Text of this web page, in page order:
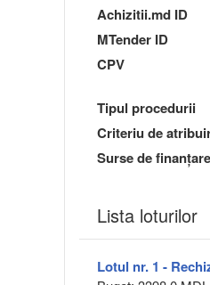
Achizitii.md ID
MTender ID
CPV
Tipul procedurii
Criteriu de
Surse de finanțare
Lista loturilor
Lotul nr. 1 -